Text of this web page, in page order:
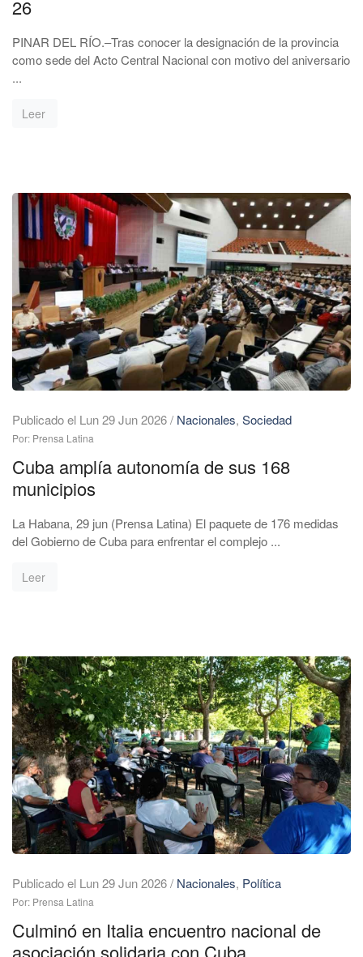
26
PINAR DEL RÍO.–Tras conocer la designación de la provincia
como sede del Acto Central Nacional con motivo del aniversario
...
Leer
Publicado el Lun 29 Jun 2026/ Nacionales, Sociedad
Por: Prensa Latina
Cuba amplía autonomía de sus 168
municipios
La Habana, 29 jun (Prensa Latina) El paquete de 176 medidas
del Gobierno de Cuba para enfrentar el complejo ...
Leer
Publicado el Lun 29 Jun 2026/ Nacionales, Política
Por: Prensa Latina
Culminó en Italia encuentro nacional de